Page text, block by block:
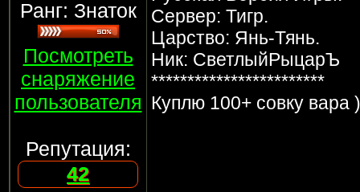
Ранг: Знаток
Посмотреть
снаряжение
пользователя
Репутация:
42
Сервер: Тигр.
Царство: Янь-Тянь.
Ник: СветлыйРыцарЪ
************************
Куплю 100+ совку вара